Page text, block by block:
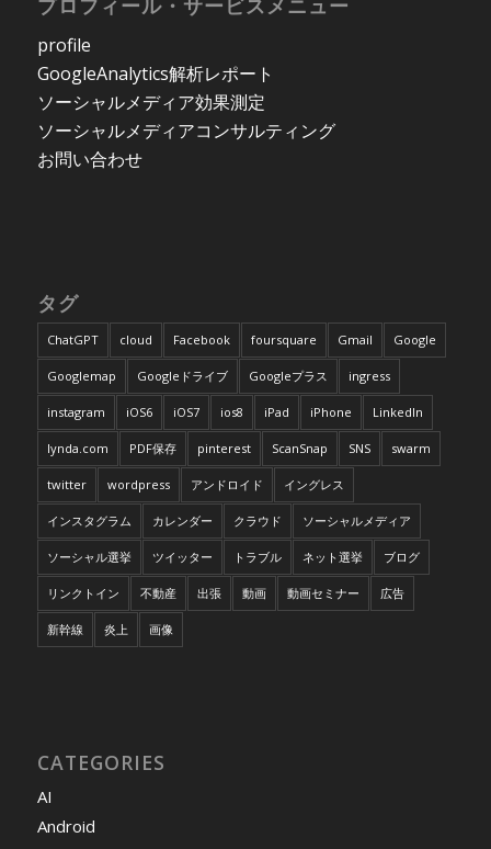
profile
GoogleAnalytics解析レポート
ソーシャルメディア効果測定
ソーシャルメディアコンサルティング
お問い合わせ
タグ
ChatGPT cloud Facebook foursquare Gmail Google
Googlemap Googleドライブ Googleプラス ingress
instagram iOS6 iOS7 ios8 iPad iPhone LinkedIn
lynda.com PDF保存 pinterest ScanSnap SNS swarm
twitter wordpress アンドロイド イングレス
インスタグラム カレンダー クラウド ソーシャルメディア
ソーシャル選挙 ツイッター トラブル ネット選挙 ブログ
リンクトイン 不動産 出張 動画 動画セミナー 広告
新幹線 炎上 画像
CATEGORIES
AI
Android